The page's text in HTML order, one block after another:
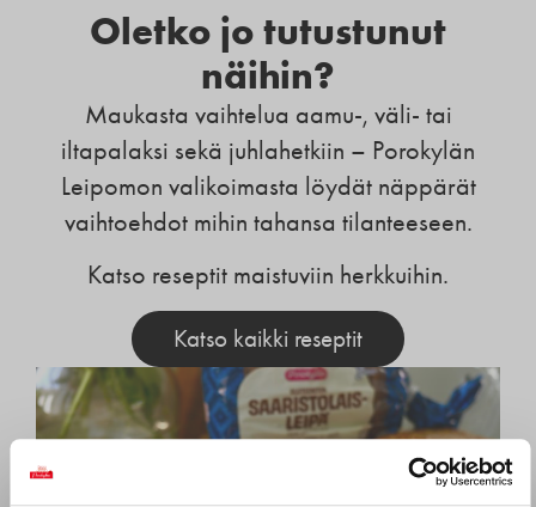
Oletko jo tutustunut
näihin?
Maukasta vaihtelua aamu-, väli- tai
iltapalaksi sekä juhlahetkiin – Porokylän
Leipomon valikoimasta löydät näppärät
vaihtoehdot mihin tahansa tilanteeseen.
Katso reseptit maistuviin herkkuihin.
Katso kaikki reseptit